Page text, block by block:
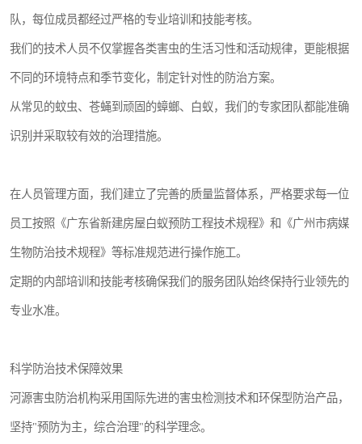
队，每位成员都经过严格的专业培训和技能考核。
我们的技术人员不仅掌握各类害虫的生活习性和活动规律，更能根据
不同的环境特点和季节变化，制定针对性的防治方案。
从常见的蚊虫、苍蝇到顽固的蟑螂、白蚁，我们的专家团队都能准确
识别并采取较有效的治理措施。
在人员管理方面，我们建立了完善的质量监督体系，严格要求每一位
员工按照《广东省新建房屋白蚁预防工程技术规程》和《广州市病媒
生物防治技术规程》等标准规范进行操作施工。
定期的内部培训和技能考核确保我们的服务团队始终保持行业领先的
专业水准。
科学防治技术保障效果
河源害虫防治机构采用国际先进的害虫检测技术和环保型防治产品，
坚持"预防为主，综合治理"的科学理念。